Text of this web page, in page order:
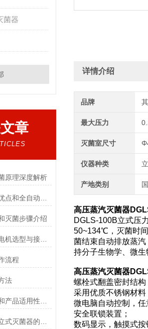
菌器
章
原理深度解析
灭菌步骤介绍
防爆电机蠕动泵的防爆电机选型与接线要求
流程
法
详情介绍
品牌
最大压力
灭菌室尺寸
仪器种类
产地类别
高压蒸汽灭菌器
DGLS-100B立式压
50~134℃，灭菌时
菌结束自动排放蒸
持分子生物学、微
高压蒸汽灭菌器
螺栓式翻盖密封结构
采用优质不锈钢材料
微电脑自动控制，
安全联锁装置；
数码显示，触摸式按